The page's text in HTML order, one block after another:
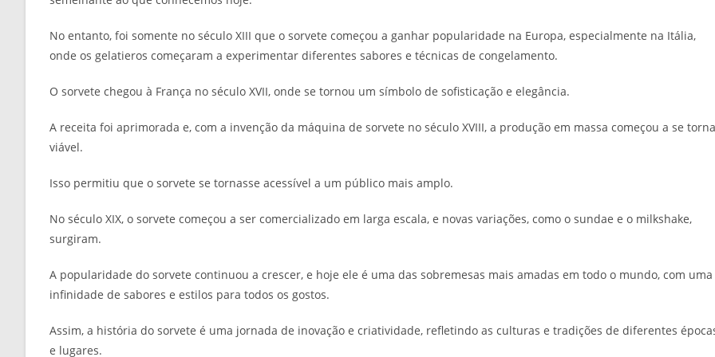
No entanto, foi somente no século XIII que o sorvete começou a ganhar popularidade na Europa, especialmente na Itália,
onde os gelatieros começaram a experimentar diferentes sabores e técnicas de congelamento.
O sorvete chegou à França no século XVII, onde se tornou um símbolo de sofisticação e elegância.
A receita foi aprimorada e, com a invenção da máquina de sorvete no século XVIII, a produção em massa começou a se
viável.
Isso permitiu que o sorvete se tornasse acessível a um público mais amplo.
No século XIX, o sorvete começou a ser comercializado em larga escala, e novas variações, como o sundae e o milkshake,
surgiram.
A popularidade do sorvete continuou a crescer, e hoje ele é uma das sobremesas mais amadas em todo o mundo, com uma
infinidade de sabores e estilos para todos os gostos.
Assim, a história do sorvete é uma jornada de inovação e criatividade, refletindo as culturas e tradições de diferentes
e lugares.